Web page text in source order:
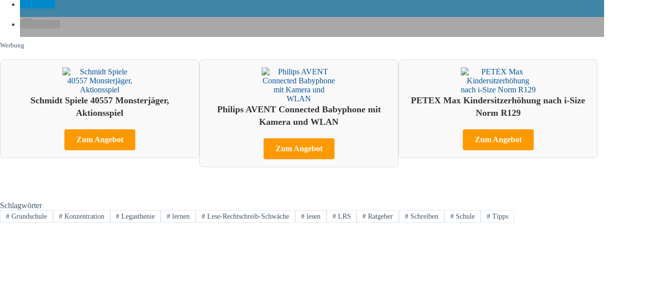
Werbung
Schmidt Spiele 40557 Monsterjäger,
Aktionsspiel
Zum Angebot
Philips AVENT Connected Babyphone mit
Kamera und WLAN
Zum Angebot
PETEX Max Kindersitzerhöhung nach i-Size
Norm R129
Zum Angebot
Schlagwörter
#Grundschule #Konzentration # Legasthenie # lernen # Lese-Rechtschreib-Schwäche #lesen #LRS # Ratgeber # Schreiben #Schule #Tipps